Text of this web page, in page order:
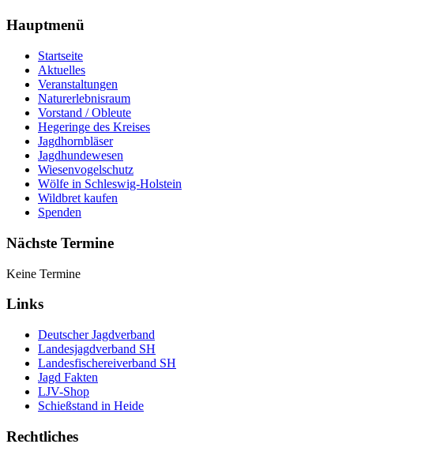
Hauptmenü
Startseite
Aktuelles
Veranstaltungen
Naturerlebnisraum
Vorstand / Obleute
Hegeringe des Kreises
Jagdhornbläser
Jagdhundewesen
Wiesenvogelschutz
Wölfe in Schleswig-Holstein
Wildbret kaufen
Spenden
Nächste Termine
Keine Termine
Links
Deutscher Jagdverband
Landesjagdverband SH
Landesfischereiverband SH
Jagd Fakten
LJV-Shop
Schießstand in Heide
Rechtliches